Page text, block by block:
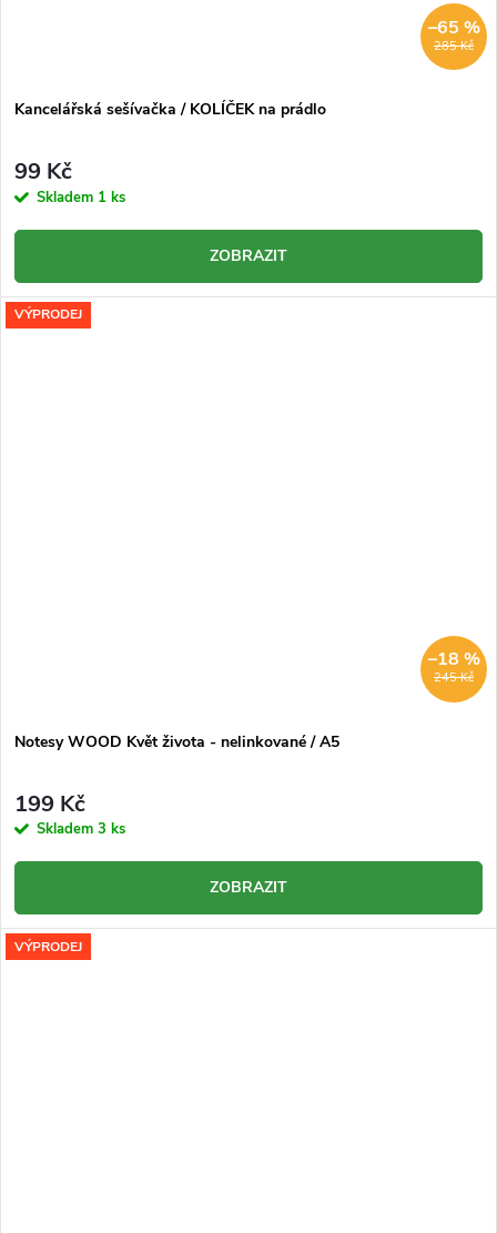
285 Kč
–65 %
Kancelářská sešívačka / KOLÍČEK na prádlo
99 Kč
Skladem 1 ks
ZOBRAZIT
VÝPRODEJ
245 Kč
–18 %
Notesy WOOD Květ života - nelinkované / A5
199 Kč
Skladem 3 ks
ZOBRAZIT
VÝPRODEJ